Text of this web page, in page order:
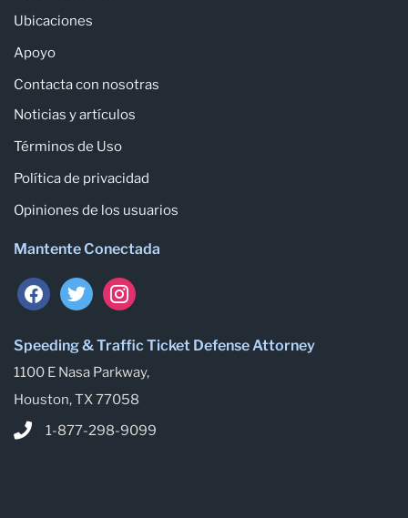
Ubicaciones
Apoyo
Contacta con nosotras
Noticias y artículos
Términos de Uso
Política de privacidad
Opiniones de los usuarios
Mantente Conectada
Speeding & Traffic Ticket Defense Attorney
1100 E Nasa Parkway,
Houston, TX 77058
1-877-298-9099